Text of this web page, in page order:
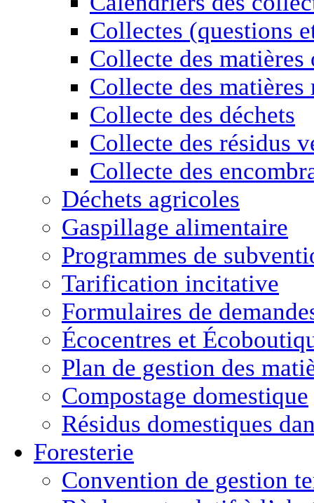
Collectes (questions
Collecte des matières
Collecte des matières
Collecte des déchets
Collecte des résidus
Collecte des
Déchets agricoles
Gaspillage alimentaire
Programmes de
Tarification incitative
Formulaires de
Écocentres et
Plan de gestion des
Compostage domestique
Résidus domestiques
Foresterie
Convention de gestion